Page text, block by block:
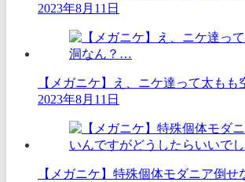
2023年8月11日
【メガニケ】え、ニケ達って太も
2023年8月11日
【メガニケ】特殊個体モダニア倒せ